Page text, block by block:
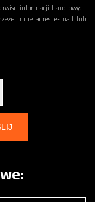
informacji handlowych
mnie adres e-mail lub